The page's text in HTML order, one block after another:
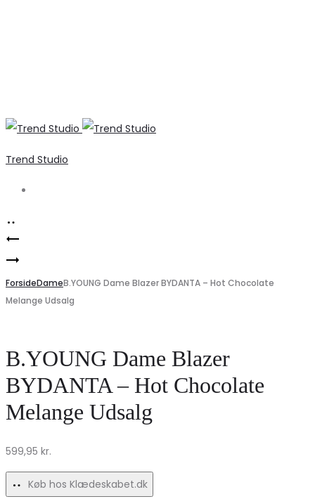
Trend Studio
Product
navigation
Bukser
til
Blue
Yonder
DOUBLE
Marta
Du
Chateau
–
Uundgåelig
Stil!
ForsideDameB.YOUNG Dame Blazer BYDANTA – Hot Chocolate
Melange Udsalg
B.YOUNG Dame Blazer
BYDANTA – Hot Chocolate
Melange Udsalg
599,95 kr.
Køb hos Klædeskabet.dk